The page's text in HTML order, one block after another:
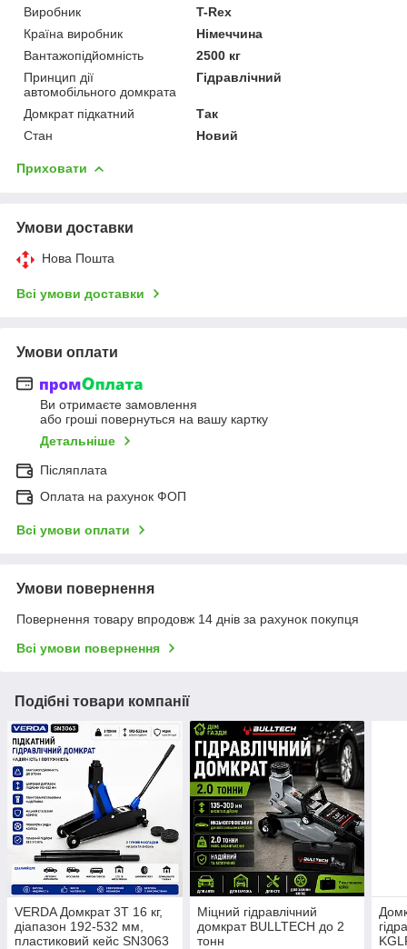
Виробник
T-Rex
Країна виробник
Німеччина
Вантажопідйомність
2500 кг
Принцип дії
автомобільного домкрата
Гідравлічний
Домкрат підкатний
Так
Стан
Новий
Приховати
Умови доставки
Нова Пошта
Всі умови доставки
Умови оплати
Ви отримаєте замовлення
або гроші повернуться на вашу картку
Детальніше
Післяплата
Оплата на рахунок ФОП
Всі умови оплати
Умови повернення
Повернення товару впродовж 14 днів за рахунок покупця
Всі умови повернення
Подібні товари компанії
VERDA Домкрат 3T 16 кг,
діапазон 192-532 мм,
пластиковий кейс SN3063
Міцний гідравлічний
домкрат BULLTECH до 2
тонн